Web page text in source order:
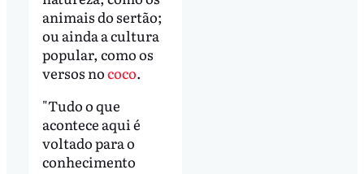
animais do sertão;
ou ainda a cultura
popular, como os
versos nococo.
"Tudo o que
acontece aqui é
voltado para o
conhecimento